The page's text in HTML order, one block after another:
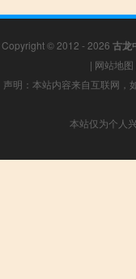
Copyright © 2012 - 2026 古龙
| 网站地图
声明：本站内容来自互联网，
本站仅为个人